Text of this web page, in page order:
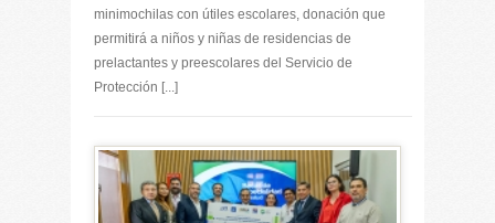
minimochilas con útiles escolares, donación que
permitirá a niños y niñas de residencias de
prelactantes y preescolares del Servicio de
Protección [...]